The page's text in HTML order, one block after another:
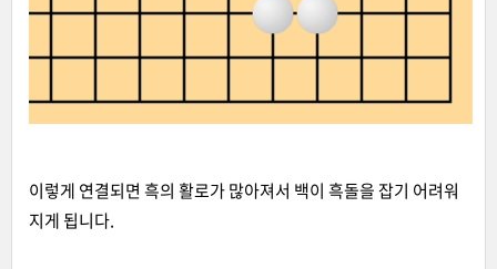
이렇게 연결되면 흑의 활로가 많아져서 백이 흑돌을 잡기 어려워
지게 됩니다.